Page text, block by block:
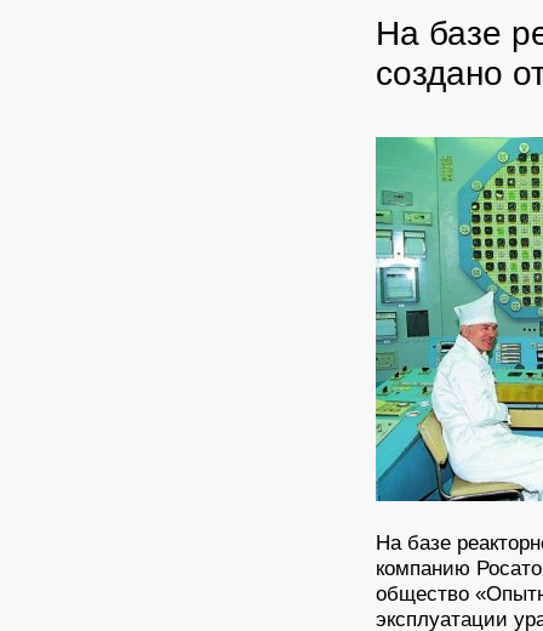
На базе
создано
На базе
компанию
общество
эксплуатации